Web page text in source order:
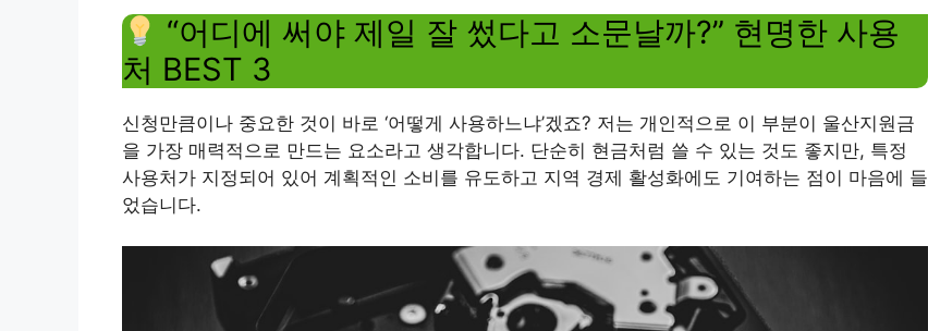
“어디에 써야 제일 잘 썼다고 소문날까?” 현명한 사용
처 BEST 3
신청만큼이나 중요한 것이 바로 ‘어떻게 사용하느냐’겠죠? 저는 개인적으로 이 부분이 울산지원금
을 가장 매력적으로 만드는 요소라고 생각합니다. 단순히 현금처럼 쓸 수 있는 것도 좋지만, 특정
사용처가 지정되어 있어 계획적인 소비를 유도하고 지역 경제 활성화에도 기여하는 점이 마음에 들
었습니다.